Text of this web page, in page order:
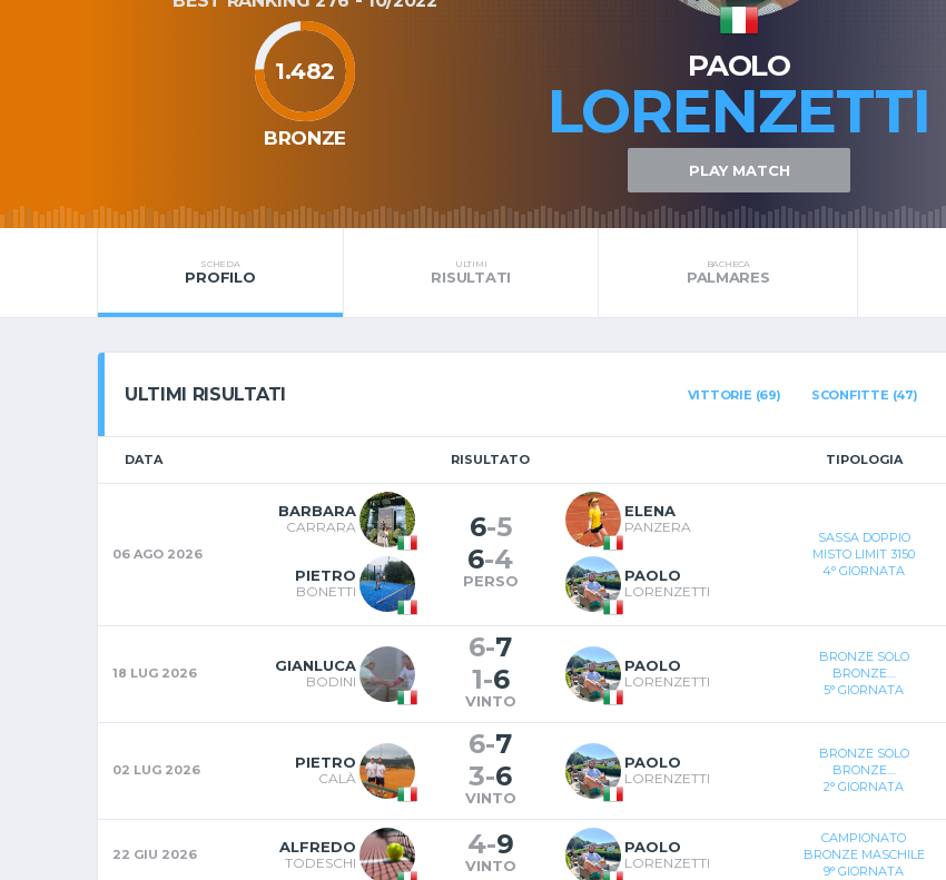
1.482
BRONZE
PAOLO
LORENZETTI
PLAY MATCH
SCHEDA
PROFILO
ULTIMI
RISULTATI
BACHECA
PALMARES
ULTIMI RISULTATI VITTORIE (69) SCONFITTE (47)
DATA RISULTATO TIPOLOGIA
06 AGO 2026
BARBARA
CARRARA
PIETRO
BONETTI
6-5
6-4
PERSO
ELENA
PANZERA
PAOLO
LORENZETTI
SASSA DOPPIO
MISTO LIMIT 3150
4° GIORNATA
18 LUG 2026 GIANLUCA
BODINI
6-7
1-6
VINTO
PAOLO
LORENZETTI
BRONZE SOLO
BRONZE....
5° GIORNATA
02 LUG 2026 PIETRO
CALÀ
6-7
3-6
VINTO
PAOLO
LORENZETTI
BRONZE SOLO
BRONZE....
2° GIORNATA
22 GIU 2026 ALFREDO
TODESCHI
4-9
VINTO
PAOLO
LORENZETTI
CAMPIONATO
BRONZE MASCHILE
9° GIORNATA